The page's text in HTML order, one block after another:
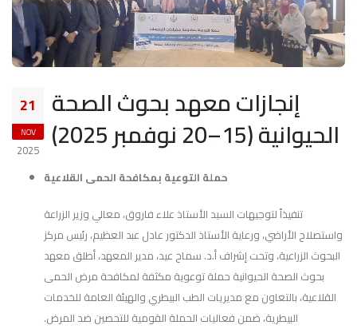
21
NOV
2025
إنجازات معهد بحوث الصحة
الحيوانية (15–20 نوفمبر 2025)
حملة التوعية بمكافحة الحمى القلاعية
تنفيذاً لتوجيهات السيد الأستاذ علاء فاروق، معالي وزير الزراعة
واستصلاح الأراضي، ورعاية الأستاذ الدكتور عادل عبد العظيم، رئيس مركز
البحوث الزراعية، وتحت إشراف أ.د. سماح عيد، مدير المعهد، أطلق معهد
بحوث الصحة الحيوانية حملة توعوية مكثفة لمكافحة مرض الحمى
القلاعية، بالتعاون مع مديريات الطب البيطري والهيئة العامة للخدمات
البيطرية، ضمن فعاليات الحملة القومية للتحصين ضد المرض.